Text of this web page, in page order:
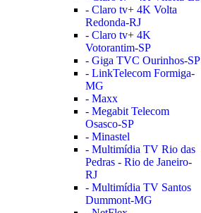
- Claro tv+ 4K Volta
Redonda-RJ
- Claro tv+ 4K
Votorantim-SP
- Giga TVC Ourinhos-SP
- LinkTelecom Formiga-
MG
- Maxx
- Megabit Telecom
Osasco-SP
- Minastel
- Multimídia TV Rio das
Pedras - Rio de Janeiro-
RJ
- Multimídia TV Santos
Dummont-MG